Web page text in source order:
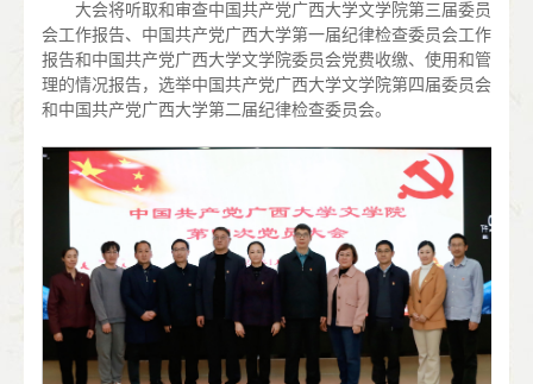
大会将听取和审查中国共产党广西大学文学院第三届委员
会工作报告、中国共产党广西大学第一届纪律检查委员会工作
报告和中国共产党广西大学文学院委员会党费收缴、使用和管
理的情况报告，选举中国共产党广西大学文学院第四届委员会
和中国共产党广西大学第二届纪律检查委员会。